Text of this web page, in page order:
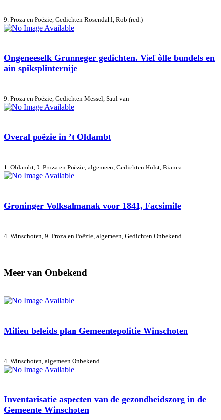
9. Proza en Poëzie, Gedichten Rosendahl, Rob (red.)
Ongeneeselk Grunneger gedichten. Vief òlle bundels en
ain spiksplinternije
9. Proza en Poëzie, Gedichten Messel, Saul van
Overal poëzie in ’t Oldambt
1. Oldambt, 9. Proza en Poëzie, algemeen, Gedichten Holst, Bianca
Groninger Volksalmanak voor 1841, Facsimile
4. Winschoten, 9. Proza en Poëzie, algemeen, Gedichten Onbekend
Meer van Onbekend
Milieu beleids plan Gemeentepolitie Winschoten
4. Winschoten, algemeen Onbekend
Inventarisatie aspecten van de gezondheidszorg in de
Gemeente Winschoten